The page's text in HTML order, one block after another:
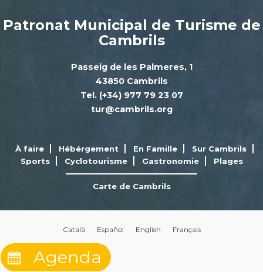
Patronat Municipal de Turisme de
Cambrils
Passeig de les Palmeres, 1
43850 Cambrils
Tel. (+34) 977 79 23 07
tur@cambrils.org
À faire Hébérgement En Famille
Sur Cambrils
Sports
Cyclotourisme Gastronomie Plages
Carte de Cambrils
Català Español English Français